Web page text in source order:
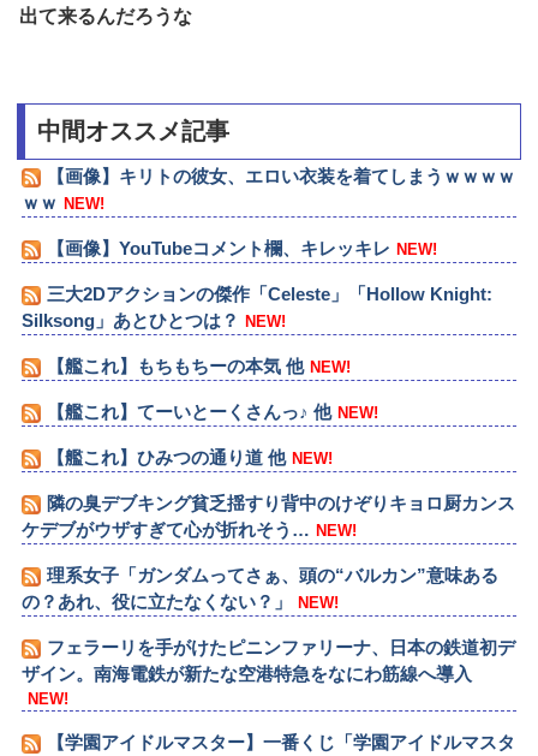
出て来るんだろうな
中間オススメ記事
【画像】キリトの彼女、エロい衣装を着てしまうｗｗｗｗ
ｗｗ NEW!
【画像】YouTubeコメント欄、キレッキレ NEW!
三大2Dアクションの傑作「Celeste」「Hollow Knight:
Silksong」あとひとつは？ NEW!
【艦これ】もちもちーの本気 他 NEW!
【艦これ】てーいとーくさんっ♪ 他 NEW!
【艦これ】ひみつの通り道 他 NEW!
隣の臭デブキング貧乏揺すり背中のけぞりキョロ厨カンス
ケデブがウザすぎて心が折れそう… NEW!
理系女子「ガンダムってさぁ、頭の“バルカン”意味ある
の？あれ、役に立たなくない？」
NEW!
フェラーリを手がけたピニンファリーナ、日本の鉄道初デ
ザイン。南海電鉄が新たな空港特急をなにわ筋線へ導入
NEW!
【学園アイドルマスター】一番くじ「学園アイドルマスタ